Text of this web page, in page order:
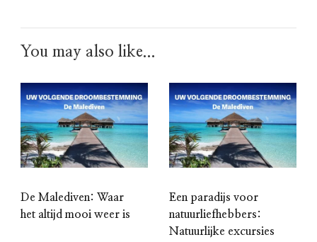
You may also like...
De Malediven: Waar
het altijd mooi weer is
Een paradijs voor
natuurliefhebbers:
Natuurlijke excursies